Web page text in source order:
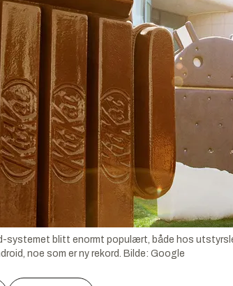
systemet blitt enormt populært, både hos
noe som er ny rekord. Bilde: Google